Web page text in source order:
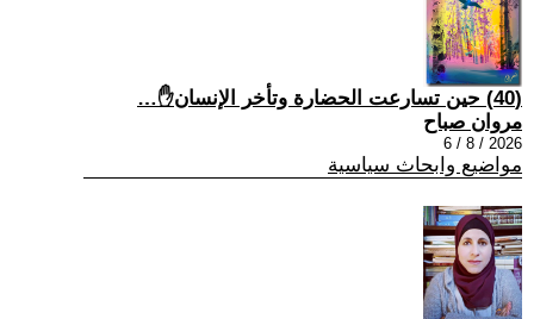
(40) حين تسارعت الحضارة وتأخر الإنسان✋…
مروان صباح
2026 / 8 / 6
مواضيع وابحاث سياسية